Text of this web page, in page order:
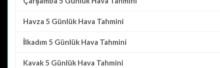
Havza 5 Günlük Hava Tahmini
İlkadım 5 Günlük Hava Tahmini
Kavak 5 Günlük Hava Tahmini